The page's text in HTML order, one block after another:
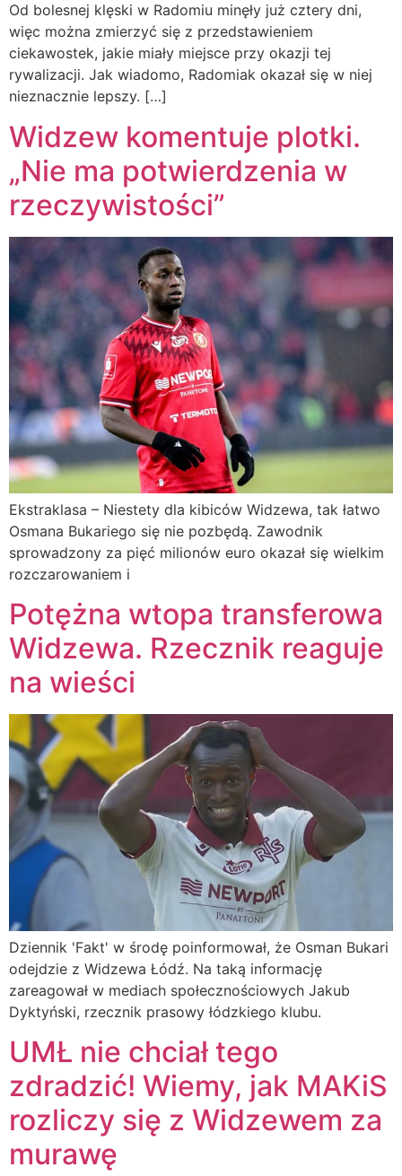
Od bolesnej klęski w Radomiu minęły już cztery dni,
więc można zmierzyć się z przedstawieniem
ciekawostek, jakie miały miejsce przy okazji tej
rywalizacji. Jak wiadomo, Radomiak okazał się w niej
nieznacznie lepszy. […]
Widzew komentuje plotki.
„Nie ma potwierdzenia w
rzeczywistości”
Ekstraklasa – Niestety dla kibiców Widzewa, tak łatwo
Osmana Bukariego się nie pozbędą. Zawodnik
sprowadzony za pięć milionów euro okazał się wielkim
rozczarowaniem i
Potężna wtopa transferowa
Widzewa. Rzecznik reaguje
na wieści
Dziennik 'Fakt' w środę poinformował, że Osman Bukari
odejdzie z Widzewa Łódź. Na taką informację
zareagował w mediach społecznościowych Jakub
Dyktyński, rzecznik prasowy łódzkiego klubu.
UMŁ nie chciał tego
zdradzić! Wiemy, jak MAKiS
rozliczy się z Widzewem za
murawę